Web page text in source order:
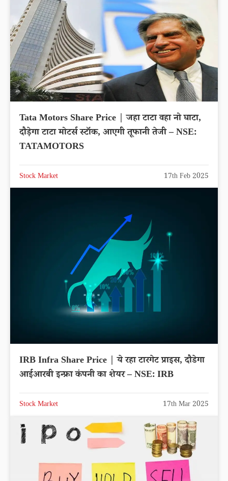
Tata Motors Share Price | जहा टाटा वहा नो घाटा,
दौड़ेगा टाटा मोटर्स स्टॉक, आएगी तूफानी तेजी – NSE:
TATAMOTORS
Stock Market 17th Feb 2025
IRB Infra Share Price | ये रहा टारगेट प्राइस, दौडेगा
आईआरबी इन्फ्रा कंपनी का शेयर – NSE: IRB
Stock Market 17th Mar 2025